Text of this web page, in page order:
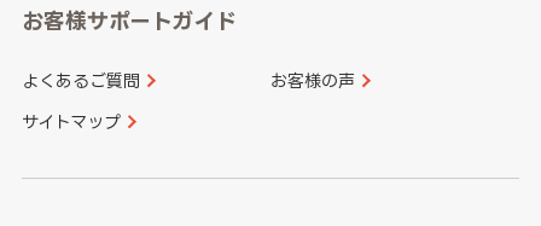
愛知県
和歌山県
山口県
香川県 愛媛県
長崎県
大分県 宮崎県
お客様サポートガイド
よくあるご質問 お客様の声
サイトマップ